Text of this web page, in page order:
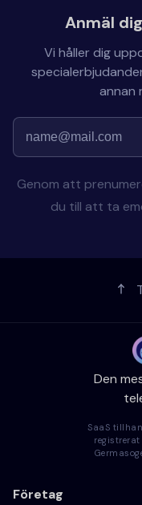
Anmäl
Vi håller dig
annan
Genom att
du till att ta
Den
SaaS
registrerat
Företag